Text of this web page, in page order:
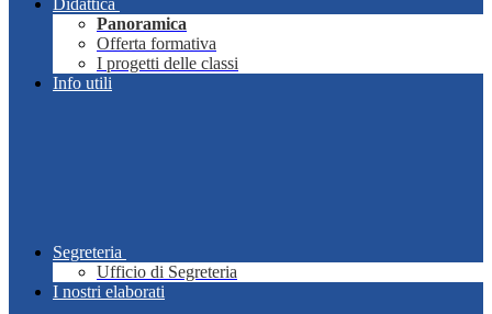
Didattica
Panoramica
Offerta formativa
I progetti delle classi
Info utili
Segreteria
Ufficio di Segreteria
I nostri elaborati